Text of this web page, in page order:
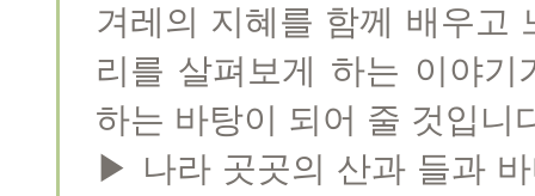
겨레의 지혜를 함께 배우고
리를 살펴보게 하는 이야
하는 바탕이 되어 줄 것입니
▶ 나라 곳곳의 산과 들과